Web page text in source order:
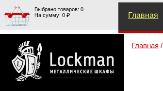
Выбрано товаров: 0
На сумму: 0 ₽
Главная
Главная /